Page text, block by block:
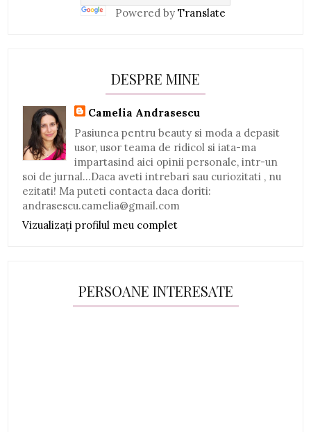
Powered by Translate
DESPRE MINE
Camelia Andrasescu
Pasiunea pentru beauty si moda a depasit
usor, usor teama de ridicol si iata-ma
impartasind aici opinii personale, intr-un
soi de jurnal...Daca aveti intrebari sau curiozitati , nu
ezitati! Ma puteti contacta daca doriti:
andrasescu.camelia@gmail.com
Vizualizați profilul meu complet
PERSOANE INTERESATE